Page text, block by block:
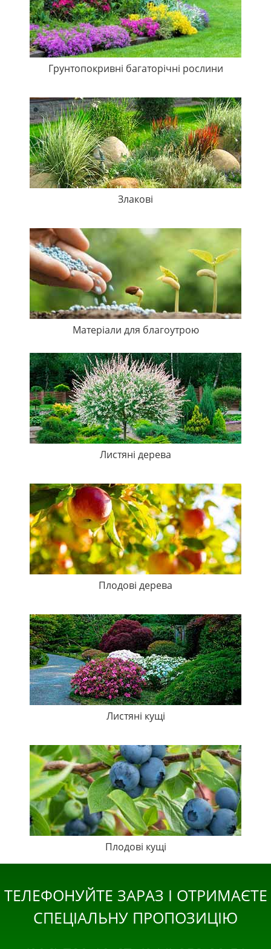
Грунтопокривні багаторічні рослини
Злакові
Матеріали для благоутрою
Листяні дерева
Плодові дерева
Листяні кущі
Плодові кущі
ТЕЛЕФОНУЙТЕ ЗАРАЗ І ОТРИМАЄТЕ
СПЕЦІАЛЬНУ ПРОПОЗИЦІЮ